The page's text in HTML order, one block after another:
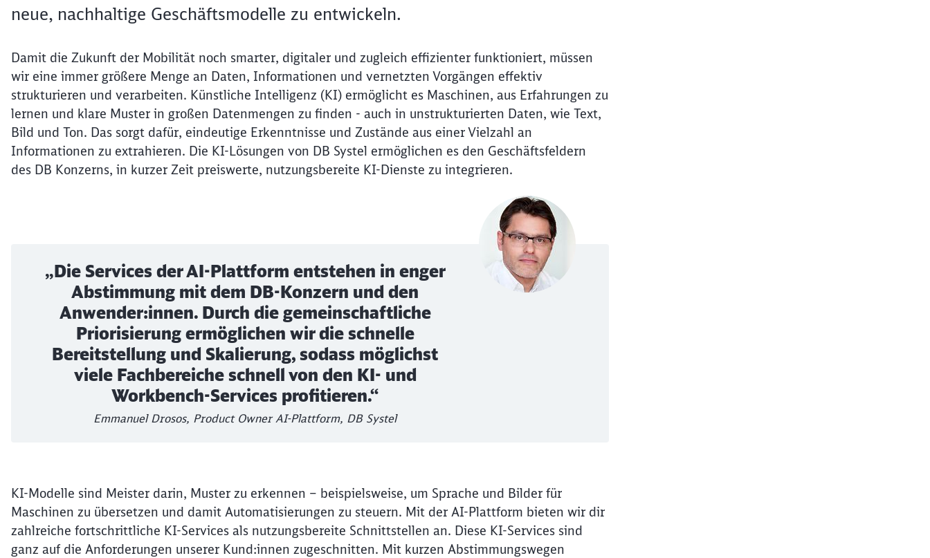
neue, nachhaltige Geschäftsmodelle zu entwickeln.
Damit die Zukunft der Mobilität noch smarter, digitaler und zugleich effizienter funktioniert, müssen
wir eine immer größere Menge an Daten, Informationen und vernetzten Vorgängen effektiv
strukturieren und verarbeiten. Künstliche Intelligenz (KI) ermöglicht es Maschinen, aus Erfahrungen zu
lernen und klare Muster in großen Datenmengen zu finden - auch in unstrukturierten Daten, wie Text,
Bild und Ton. Das sorgt dafür, eindeutige Erkenntnisse und Zustände aus einer Vielzahl an
Informationen zu extrahieren. Die KI-Lösungen von DB Systel ermöglichen es den Geschäftsfeldern
des DB Konzerns, in kurzer Zeit preiswerte, nutzungsbereite KI-Dienste zu integrieren.
„Die Services der AI-Plattform entstehen in enger
Abstimmung mit dem DB-Konzern und den
Anwender:innen. Durch die gemeinschaftliche
Priorisierung ermöglichen wir die schnelle
Bereitstellung und Skalierung, sodass möglichst
viele Fachbereiche schnell von den KI- und
Workbench-Services profitieren.“
Emmanuel Drosos, Product Owner AI-Plattform, DB Systel
KI-Modelle sind Meister darin, Muster zu erkennen – beispielsweise, um Sprache und Bilder für
Maschinen zu übersetzen und damit Automatisierungen zu steuern. Mit der AI-Plattform bieten wir dir
zahlreiche fortschrittliche KI-Services als nutzungsbereite Schnittstellen an. Diese KI-Services sind
ganz auf die Anforderungen unserer Kund:innen zugeschnitten. Mit kurzen Abstimmungswegen
Möchten Sie zuweitergeleitet werden?